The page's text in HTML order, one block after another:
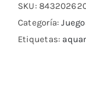
SKU:
Categoría:
Etiquetas: